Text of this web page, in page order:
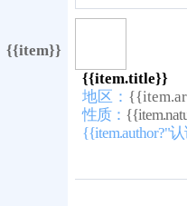
{{item}}
{{item.title}}
地区：
性质：
{{item.author?"